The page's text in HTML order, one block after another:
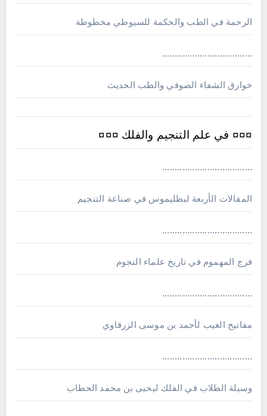
الرحمة في الطب والحكمة للسيوطي مخطوطة
....................................
خوارق الشفاء الصوفي والطب الحديث
¤¤¤ في علم التنجيم والفلك ¤¤¤
....................................
المقالات الأربعة لبطليموس في صناعة التنجيم
....................................
فرج المهموم في تاريخ علماء النجوم
....................................
مفاتيح الغيب لأحمد بن موسى الزرقاوي
....................................
وسيلة الطلاب في الفلك ليحيى بن محمد الحطاب